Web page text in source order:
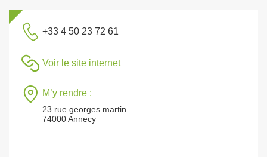
+33 4 50 23 72 61
Voir le site internet
M’y rendre :
23 rue georges martin
74000 Annecy